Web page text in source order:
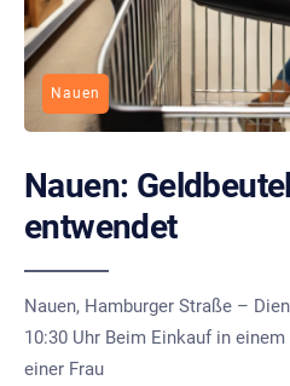
Nauen
Nauen:
entwendet
Nauen, Hamburger Straße –
10:30 Uhr Beim Einkauf in
einer Frau